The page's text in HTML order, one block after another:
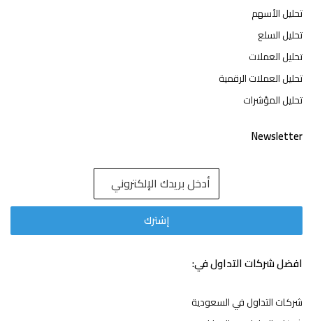
تحليل الأسهم
تحليل السلع
تحليل العملات
تحليل العملات الرقمية
تحليل المؤشرات
Newsletter
افضل شركات التداول في:
شركات التداول في السعودية